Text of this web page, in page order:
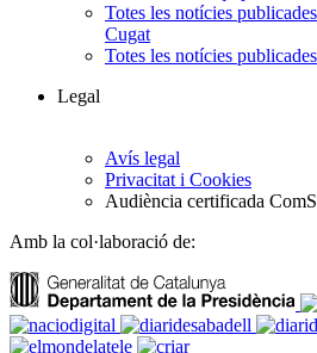
Totes les notícies
Cugat
Totes les notícies
Legal
Avís legal
Privacitat i Cookies
Audiència certificada
Amb la col·laboració de: